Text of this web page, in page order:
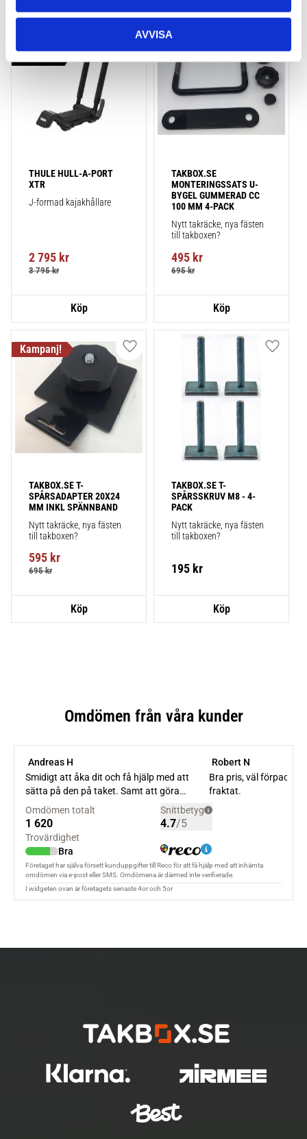
AVVISA
THULE HULL-A-PORT
XTR
J-formad kajakhållare
2 795 kr
3 795kr
Lägg till i favoriter
TAKBOX.SE
MONTERINGSSATS U-
BYGEL GUMMERAD CC
100 MM 4-PACK
Nytt takräcke, nya fästen
till takboxen?
495 kr
695kr
TAKBOX.SE T-
SPÅRSADAPTER 20X24
MM INKL SPÄNNBAND
Nytt takräcke, nya fästen
till takboxen?
595 kr
695kr
Lägg till i favoriter
TAKBOX.SE T-
SPÅRSSKRUV M8 - 4-
PACK
Nytt takräcke, nya fästen
till takboxen?
195 kr
Lägg